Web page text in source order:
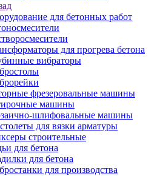
для бетонных работ
для прогрева бетона
вибраторы
фрезеровальные машины
машины
шлифовальные машины
для вязки арматуры
строительные
для бетона
для бетона
для производства